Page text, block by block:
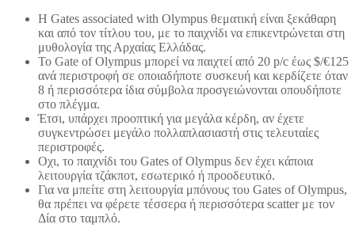
Η Gates associated with Olympus θεματική είναι ξεκάθαρη
και από τον τίτλου του, με το παιχνίδι να επικεντρώνεται στη
μυθολογία της Αρχαίας Ελλάδας.
Το Gate of Olympus μπορεί να παιχτεί από 20 p/c έως $/€125
ανά περιστροφή σε οποιαδήποτε συσκευή και κερδίζετε όταν
8 ή περισσότερα ίδια σύμβολα προσγειώνονται οπουδήποτε
στο πλέγμα.
Έτσι, υπάρχει προοπτική για μεγάλα κέρδη, αν έχετε
συγκεντρώσει μεγάλο πολλαπλασιαστή στις τελευταίες
περιστροφές.
Οχι, το παιχνίδι του Gates of Olympus δεν έχει κάποια
λειτουργία τζάκποτ, εσωτερικό ή προοδευτικό.
Για να μπείτε στη λειτουργία μπόνους του Gates of Olympus,
θα πρέπει να φέρετε τέσσερα ή περισσότερα scatter με τον
Δία στο ταμπλό.